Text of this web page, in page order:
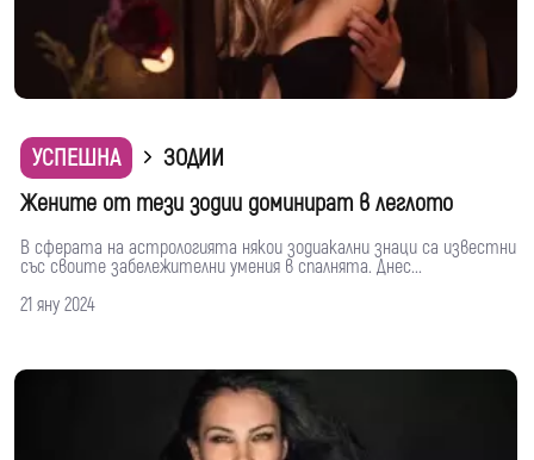
УСПЕШНА
ЗОДИИ
Жените от тези зодии доминират в леглото
В сферата на астрологията някои зодиакални знаци са известни
със своите забележителни умения в спалнята. Днес...
21 яну 2024